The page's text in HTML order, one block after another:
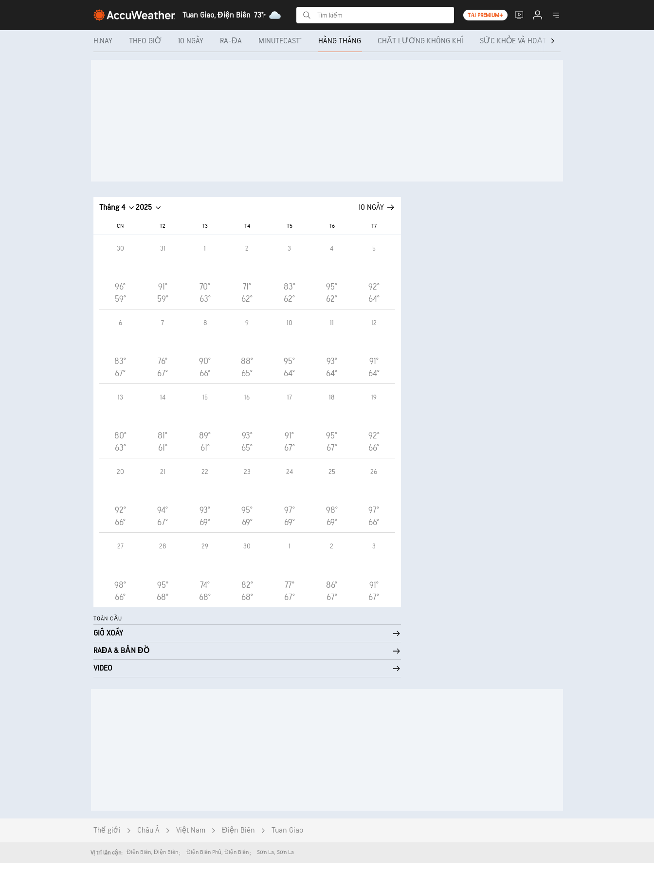
Tuan Giao, Điện Biên 73°F TẢI PREMIUM+
H.NAY THEO GIỜ 10 NGÀY RA-ĐA MINUTECAST® HÀNG THÁNG CHẤT LƯỢNG KHÔNG KHÍ SỨC KHỎE VÀ HOẠT ĐỘNG
Tháng 4 2025 10 NGÀY
CN T2 T3 T4 T5 T6 T7
30
96°
59°
31
91°
59°
1
70°
63°
2
71°
62°
3
83°
62°
4
95°
62°
5
92°
64°
6
83°
67°
7
76°
67°
8
90°
66°
9
88°
65°
10
95°
64°
11
93°
64°
12
91°
64°
13
80°
63°
14
81°
61°
15
89°
61°
16
93°
65°
17
91°
67°
18
95°
67°
19
92°
66°
20
92°
66°
21
94°
67°
22
93°
69°
23
95°
69°
24
97°
69°
25
98°
69°
26
97°
66°
27
98°
66°
28
95°
68°
29
74°
68°
30
82°
68°
1
77°
67°
2
86°
67°
3
91°
67°
TOÀN CẦU
GIÓ XOÁY
RAĐA & BẢN ĐỒ
VIDEO
Thế giới Châu Á Việt Nam Điện Biên Tuan Giao
Vị trí lân cận: Điện Biên, Điện Biên Điện Biên Phủ, Điện Biên Sơn La, Sơn La